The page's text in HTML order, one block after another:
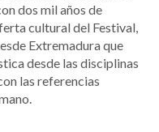
dos mil años de
cultural del Festival,
Extremadura que
desde las disciplinas
las referencias